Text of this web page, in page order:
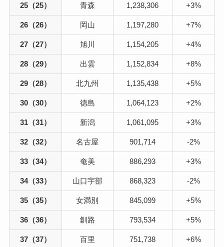
25（25） 青森 1,238,306 +3%
26（26） 岡山 1,197,280 +7%
27（27） 旭川 1,154,205 +4%
28（29） 出雲 1,152,834 +8%
29（28） 北九州 1,135,438 +5%
30（30） 徳島 1,064,123 +2%
31（31） 新潟 1,061,095 +3%
32（32） 名古屋 901,714 -2%
33（34） 奄美 886,293 +3%
34（33） 山口宇部 868,323 -2%
35（35） 女満別 845,099 +5%
36（36） 釧路 793,534 +5%
37（37） 百里 751,738 +6%